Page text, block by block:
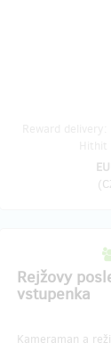
(
Rejžovy
vstupenka
Kameraman a